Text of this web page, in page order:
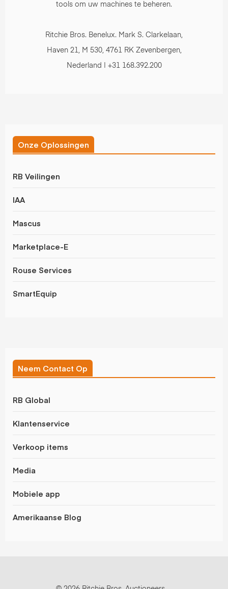
tools om uw machines te beheren.
Ritchie Bros. Benelux. Mark S. Clarkelaan,
Haven 21, M 530, 4761 RK Zevenbergen,
Nederland | +31 168.392.200
Onze Oplossingen
RB Veilingen
IAA
Mascus
Marketplace-E
Rouse Services
SmartEquip
Neem Contact Op
RB Global
Klantenservice
Verkoop items
Media
Mobiele app
Amerikaanse Blog